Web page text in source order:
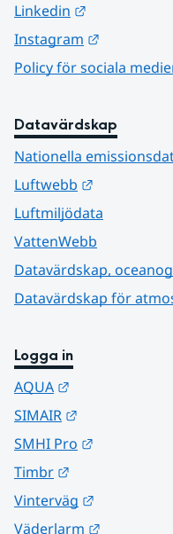
Linkedin
Instagram
Policy för sociala
Datavärdskap
Nationella
Luftwebb
Luftmiljödata
VattenWebb
Datavärdskap,
Datavärdskap för
Logga in
AQUA
SIMAIR
SMHI Pro
Timbr
Vinterväg
Väderlarm